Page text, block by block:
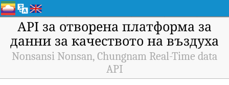
API за отворена платформа за
данни за качеството на въздуха
Nonsansi Nonsan, Chungnam Real-Time data
API